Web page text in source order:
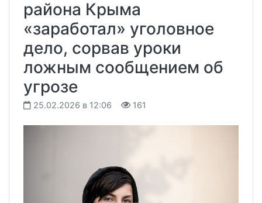
района Крыма
«заработал» уголовное
дело, сорвав уроки
ложным сообщением об
угрозе
25.02.2026 в 12:06 161